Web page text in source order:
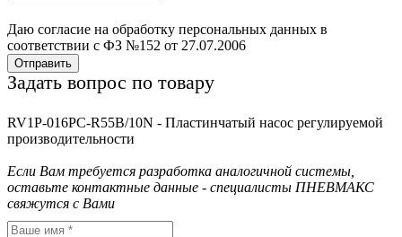
Даю согласие на обработку персональных данных в
соответствии с ФЗ №152 от 27.07.2006
Отправить
Задать вопрос по товару
RV1P-016PC-R55B/10N - Пластинчатый насос регулируемой
производительности
Если Вам требуется разработка аналогичной системы,
оставьте контактные данные - специалисты ПНЕВМАКС
свяжутся с Вами